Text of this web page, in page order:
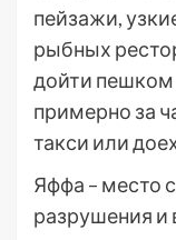
пейзажи,
рыбных
дойти пешком
примерно за
такси или
Яффа – место
разрушения и